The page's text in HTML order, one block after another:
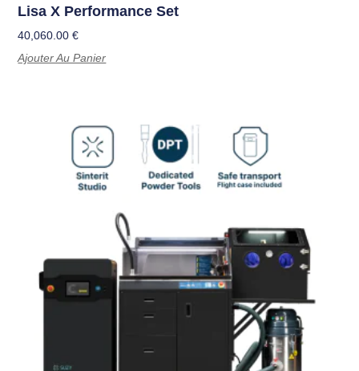
Lisa X Performance Set
40,060.00€
Ajouter Au Panier